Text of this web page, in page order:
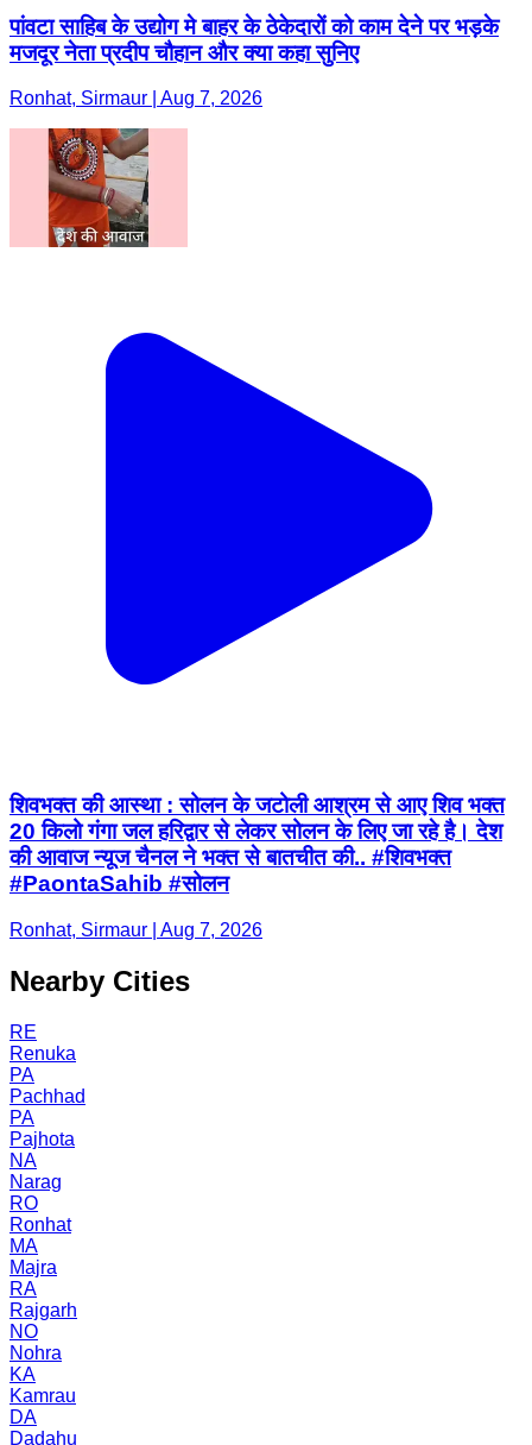
पांवटा साहिब के उद्योग मे बाहर के ठेकेदारों को काम देने पर भड़के
मजदूर नेता प्रदीप चौहान और क्या कहा सुनिए
Ronhat, Sirmaur | Aug 7, 2026
शिवभक्त की आस्था : सोलन के जटोली आश्रम से आए शिव भक्त
20 किलो गंगा जल हरिद्वार से लेकर सोलन के लिए जा रहे है। देश
की आवाज न्यूज चैनल ने भक्त से बातचीत की.. #शिवभक्त
#PaontaSahib #सोलन
Ronhat, Sirmaur | Aug 7, 2026
Nearby Cities
RE
Renuka
PA
Pachhad
PA
Pajhota
NA
Narag
RO
Ronhat
MA
Majra
RA
Rajgarh
NO
Nohra
KA
Kamrau
DA
Dadahu